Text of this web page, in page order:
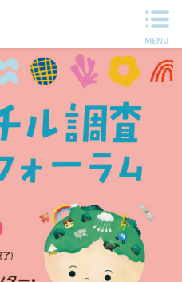
MENU